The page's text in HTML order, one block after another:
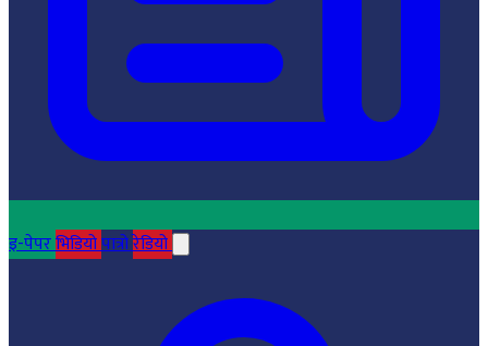
इ-पेपरभिडियोपात्रोरेडियो